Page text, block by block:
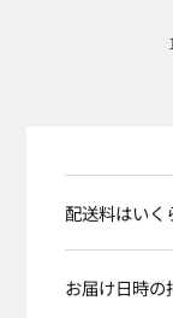
配送料はいく
お届け日時の